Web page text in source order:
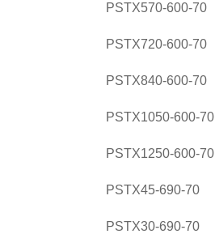
PSTX570-600-70
PSTX720-600-70
PSTX840-600-70
PSTX1050-600-70
PSTX1250-600-70
PSTX45-690-70
PSTX30-690-70